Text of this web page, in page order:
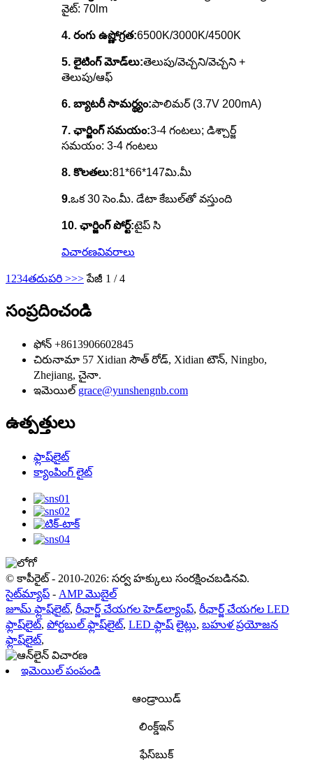
వైట్: 70lm
4. రంగు ఉష్ణోగ్రత:6500K/3000K/4500K
5. లైటింగ్ మోడ్‌లు:తెలుపు/వెచ్చని/వెచ్చని +
తెలుపు/ఆఫ్
6. బ్యాటరీ సామర్థ్యం:పాలిమర్ (3.7V 200mA)
7. ఛార్జింగ్ సమయం:3-4 గంటలు; డిశ్చార్జ్
సమయం: 3-4 గంటలు
8. కొలతలు:81*66*147మి.మీ
9.ఒక 30 సెం.మీ. డేటా కేబుల్‌తో వస్తుంది
10. ఛార్జింగ్ పోర్ట్:టైప్ సి
విచారణవివరాలు
1 234తదుపరి >>> పేజీ 1 / 4
సంప్రదించండి
ఫోన్ +8613906602845
చిరునామా 57 Xidian సౌత్ రోడ్, Xidian టౌన్, Ningbo,
Zhejiang, చైనా.
ఇమెయిల్ grace@yunshengnb.com
ఉత్పత్తులు
ఫ్లాష్‌లైట్
క్యాంపింగ్ లైట్
© కాపీరైట్ - 2010-2026: సర్వ హక్కులు సంరక్షించబడినవి.
సైట్‌మ్యాప్ - AMP మొబైల్
జూమ్ ఫ్లాష్‌లైట్, రీఛార్జ్ చేయగల హెడ్‌ల్యాంప్, రీఛార్జ్ చేయగల LED
ఫ్లాష్‌లైట్, పోర్టబుల్ ఫ్లాష్‌లైట్, LED ఫ్లాష్ లైట్లు, బహుళ ప్రయోజన
ఫ్లాష్‌లైట్,
ఇమెయిల్ పంపండి
ఆండ్రాయిడ్
లింక్డ్ఇన్
ఫేస్‌బుక్